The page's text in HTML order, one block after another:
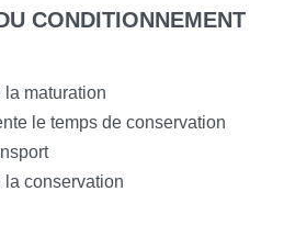
CONDITIONNEMENT
la maturation
le temps de conservation
la conservation